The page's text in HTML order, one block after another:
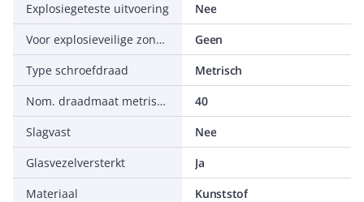
Explosiegeteste uitvoering
Nee
Voor explosieveilige zone stof
Geen
Type schroefdraad
Metrisch
Nom. draadmaat metrisch/Pg
40
Slagvast
Nee
Glasvezelversterkt
Ja
Materiaal
Kunststof